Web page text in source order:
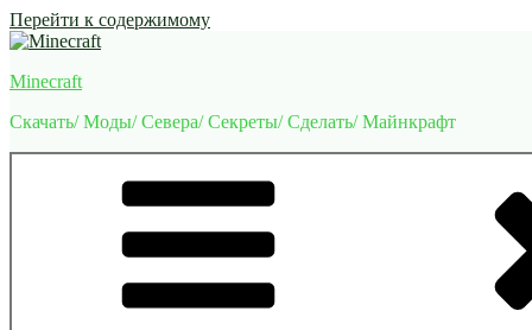
Перейти к содержимому
Minecraft
Скачать/ Моды/ Севера/ Секреты/ Сделать/ Майнкрафт